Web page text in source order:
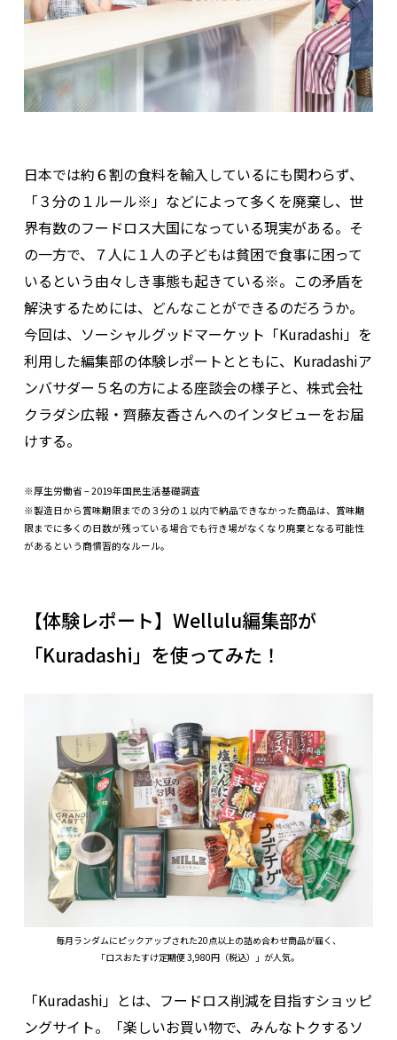
日本では約６割の食料を輸入しているにも関わらず、
「３分の１ルール※」などによって多くを廃棄し、世
界有数のフードロス大国になっている現実がある。そ
の一方で、７人に１人の子どもは貧困で食事に困って
いるという由々しき事態も起きている※。この矛盾を
解決するためには、どんなことができるのだろうか。
今回は、ソーシャルグッドマーケット「Kuradashi」を
利用した編集部の体験レポートとともに、Kuradashiア
ンバサダー５名の方による座談会の様子と、株式会社
クラダシ広報・齊藤友香さんへのインタビューをお届
けする。
※厚生労働省 – 2019年国民生活基礎調査
※製造日から賞味期限までの３分の１以内で納品できなかった商品は、賞味期
限までに多くの日数が残っている場合でも行き場がなくなり廃棄となる可能性
があるという商慣習的なルール。
【体験レポート】Wellulu編集部が
「Kuradashi」を使ってみた！
毎月ランダムにピックアップされた20点以上の詰め合わせ商品が届く、
「ロスおたすけ定期便 3,980円（税込）」が人気。
「Kuradashi」とは、フードロス削減を目指すショッピ
ングサイト。「楽しいお買い物で、みんなトクするソ